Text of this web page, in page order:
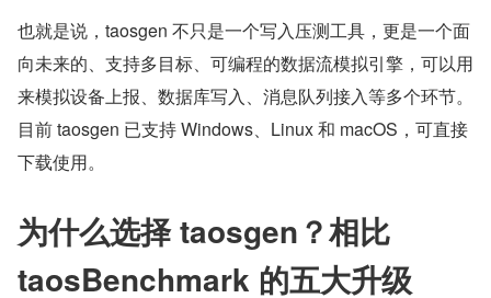
也就是说，taosgen 不只是一个写入压测工具，更是一个面
向未来的、支持多目标、可编程的数据流模拟引擎，可以用
来模拟设备上报、数据库写入、消息队列接入等多个环节。
目前 taosgen 已支持 Windows、Linux 和 macOS，可直接
下载使用。
为什么选择 taosgen？相比
taosBenchmark 的五大升级